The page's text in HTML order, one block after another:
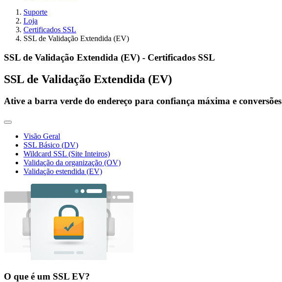
Suporte
Loja
Certificados SSL
SSL de Validação Extendida (EV)
SSL de Validação Extendida (EV) - Certificados SSL
SSL de Validação Extendida (EV)
Ative a barra verde do endereço para confiança máxima e conversões
Alternar
navegaçãoVisão Geral
SSL Básico (DV)
Wildcard SSL (Site Inteiros)
Validação da organização (OV)
Validação estendida (EV)
O que é um SSL EV?